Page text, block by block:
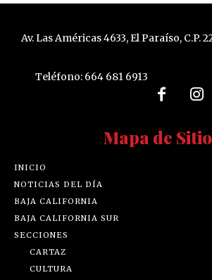
Av. Las Américas 4633, El Paraíso, C.P.
Teléfono: 664 681 6913
Mapa de Sitio
INICIO
NOTICIAS DEL DÍA
BAJA CALIFORNIA
BAJA CALIFORNIA SUR
SECCIONES
CARTAZ
CULTURA